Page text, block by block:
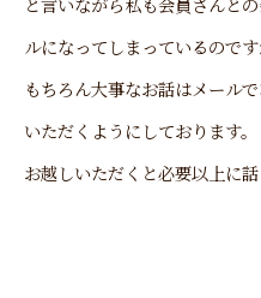
ルになってしまっているのです
もちろん大事なお話はメール
いただくようにしております。
お越しいただくと必要以上に